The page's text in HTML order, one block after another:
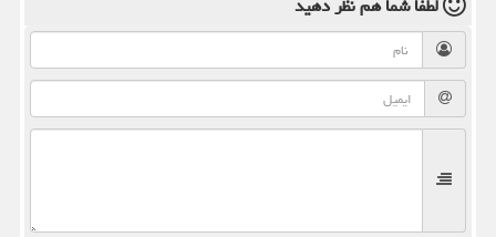
لطفا شما همنظر دهید